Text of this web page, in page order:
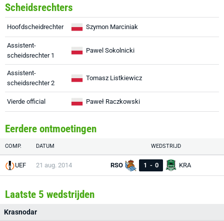
Scheidsrechters
Hoofdscheidrechter Szymon Marciniak
Assistent-
scheidsrechter 1
Pawel Sokolnicki
Assistent-
scheidsrechter 2
Tomasz Listkiewicz
Vierde official Paweł Raczkowski
Eerdere ontmoetingen
COMP. DATUM WEDSTRIJD
UEF 21 aug. 2014 RSO 1 - 0 KRA
Laatste 5 wedstrijden
Krasnodar